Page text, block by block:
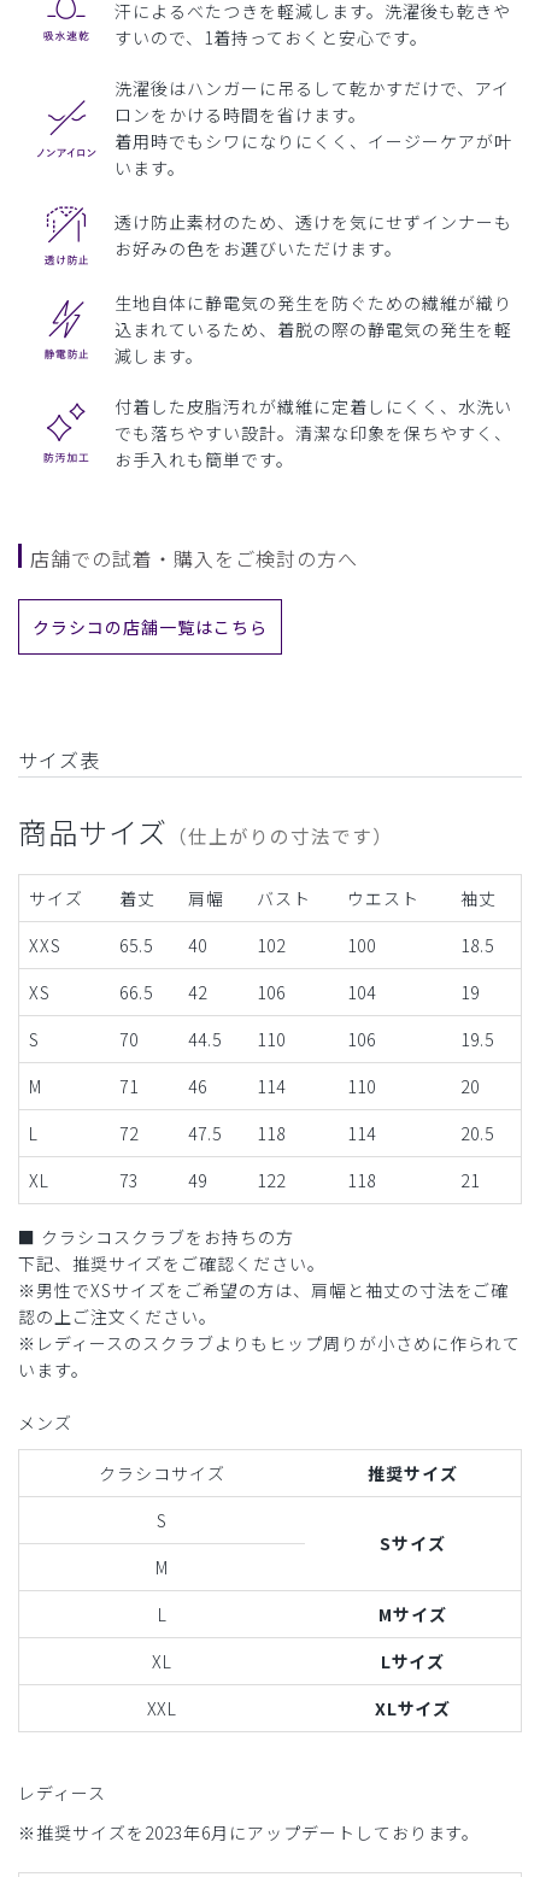
汗によるべたつきを軽減します。洗濯後も乾きや
すいので、1着持っておくと安心です。
洗濯後はハンガーに吊るして乾かすだけで、アイ
ロンをかける時間を省けます。
着用時でもシワになりにくく、イージーケアが叶
います。
透け防止素材のため、透けを気にせずインナーも
お好みの色をお選びいただけます。
生地自体に静電気の発生を防ぐための繊維が織り
込まれているため、着脱の際の静電気の発生を軽
減します。
付着した皮脂汚れが繊維に定着しにくく、水洗い
でも落ちやすい設計。清潔な印象を保ちやすく、
お手入れも簡単です。
店舗での試着・購入をご検討の方へ
クラシコの店舗一覧はこちら
サイズ表
商品サイズ （仕上がりの寸法です）
サイズ 着丈 肩幅 バスト ウエスト
袖丈
XXS
65.5 40 102 100
18.5
XS
66.5 42 106 104
19
S
70 44.5 110 106
19.5
M
71 46 114 110
20
L
72 47.5 118 114
20.5
XL
73 49 122 118 21
■ クラシコスクラブをお持ちの方
下記、推奨サイズをご確認ください。
※男性でXSサイズをご希望の方は、肩幅と袖丈の寸法をご確
認の上ご注文ください。
※レディースのスクラブよりもヒップ周りが小さめに作られて
います。
メンズ
クラシコサイズ
推奨サイズ
S
Sサイズ
M
L
Mサイズ
XL
Lサイズ
XXL
XLサイズ
レディース
※推奨サイズを2023年6月にアップデートしております。